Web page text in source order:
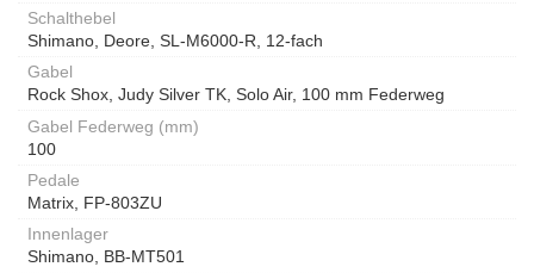
Schalthebel
Shimano, Deore, SL-M6000-R, 12-fach
Gabel
Rock Shox, Judy Silver TK, Solo Air, 100 mm Federweg
Gabel Federweg (mm)
100
Pedale
Matrix, FP-803ZU
Innenlager
Shimano, BB-MT501